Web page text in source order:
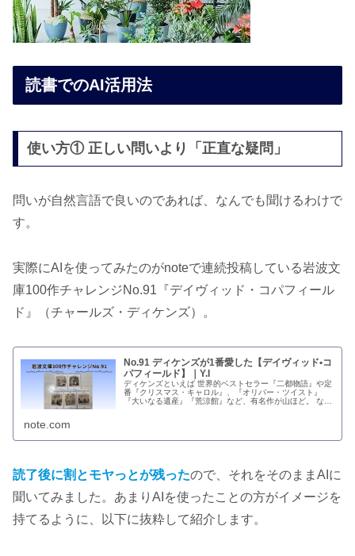
読書でのAI活用法
使い方① 正しい問いより「正直な疑問」
問いが自然言語で良いのであれば、なんでも聞けるわけで
す。
実際にAIを使ってみたのがnoteで連続投稿している岩波文
庫100作チャレンジNo.91『デイヴィッド・コパフィール
ド』（チャールズ・ディケンズ）。
No.91 ディケンズが1番愛した【デイヴィッド•コ
パフィールド】｜Y.I
ディケンズといえば 世界的ベストセラー『二都物語』や定
番『クリスマス・キャロル』、『オリバー・ツイスト』
『大いなる遺産』『荒涼館』など、有名作が山ほど。 なぜ
note.com
読了後に割とモヤっとが残ったので、それをそのままAIに
聞いてみました。あまりAIを使ったことの方がイメージを
持てるように、以下に抜粋して紹介します。